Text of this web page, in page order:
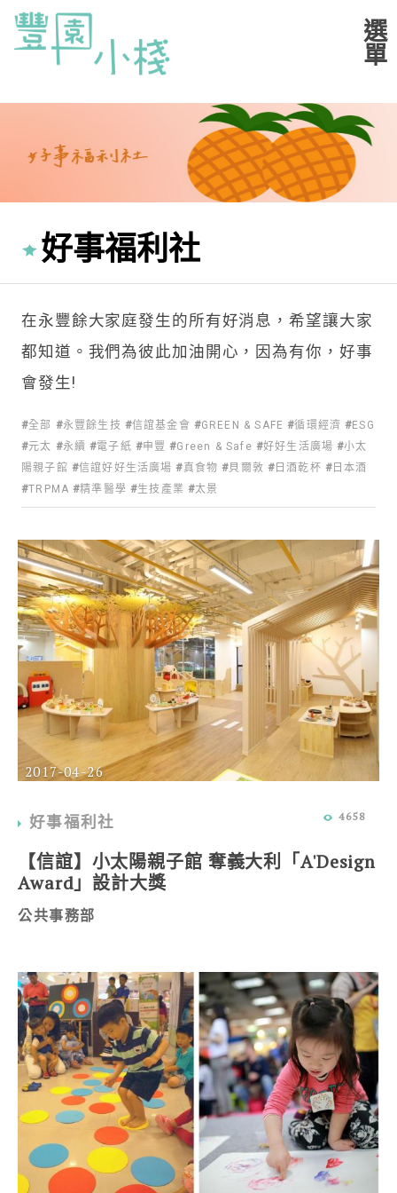
好事福利社
在永豐餘大家庭發生的所有好消息，希望讓大家
都知道。我們為彼此加油開心，因為有你，好事
會發生!
全部 永豐餘生技 信誼基金會 GREEN & SAFE 循環經濟
ESG
元太
永續 電子紙 申豐 Green & Safe 好好生活廣場
小太
陽親子館
信誼好好生活廣場 真食物 貝爾敦 日酒乾杯
日本酒
TRPMA
精準醫學 生技產業 太景
2017-04-26
好事福利社 4658
【信誼】小太陽親子館 奪義大利「A'Design
Award」設計大獎
公共事務部